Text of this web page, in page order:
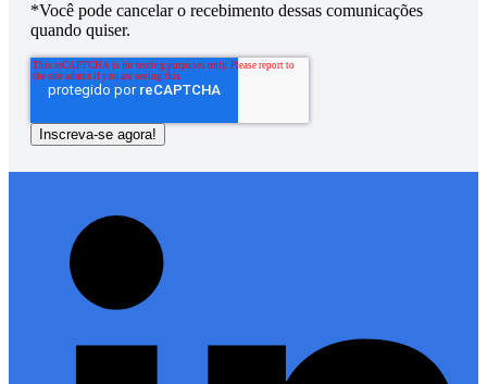
*Você pode cancelar o recebimento dessas comunicações
quando quiser.